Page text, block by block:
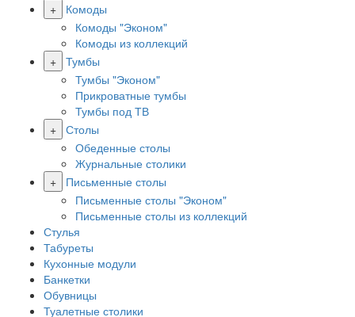
+
Комоды
Комоды "Эконом"
Комоды из коллекций
+ Тумбы
Тумбы "Эконом"
Прикроватные тумбы
Тумбы под ТВ
+ Столы
Обеденные столы
Журнальные столики
+
Письменные столы
Письменные столы "Эконом"
Письменные столы из коллекций
Стулья
Табуреты
Кухонные модули
Банкетки
Обувницы
Туалетные столики